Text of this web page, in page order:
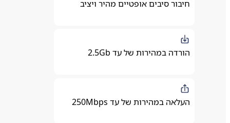
חיבור סיבים אופטיים מהיר ויציב
הורדה במהירות של עד 2.5Gb
העלאה במהירות של עד 250Mbps